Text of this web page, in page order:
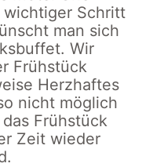
Schritt
man sich
Wir
Frühstück
Herzhaftes
nicht möglich
Frühstück
Zeit wieder